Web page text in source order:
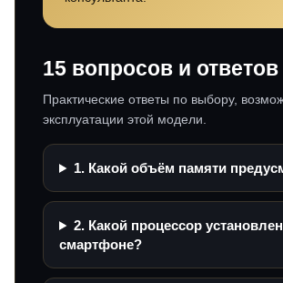
15 вопросов и ответов
Практические ответы по выбору,
эксплуатации этой модели.
1. Какой объём памяти
2. Какой процессор
смартфоне?